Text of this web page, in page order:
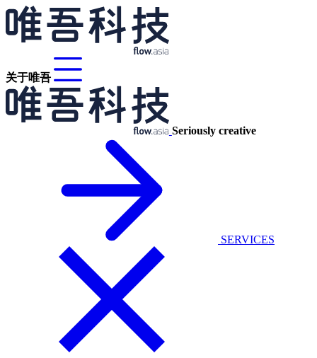
关于唯吾
Seriously creative
SERVICES